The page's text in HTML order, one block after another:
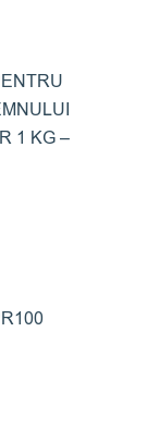
1 KG –